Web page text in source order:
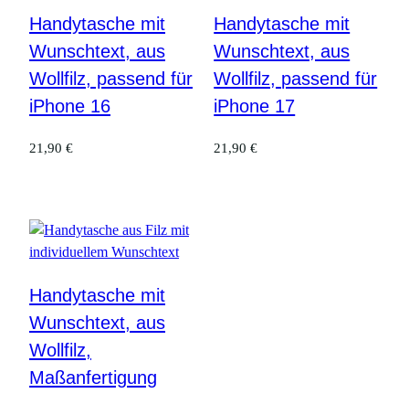
Handytasche mit
Wunschtext, aus
Wollfilz, passend für
iPhone 16
21,90 €
Handytasche mit
Wunschtext, aus
Wollfilz, passend für
iPhone 17
21,90€
Handytasche mit
Wunschtext, aus
Wollfilz,
Maßanfertigung